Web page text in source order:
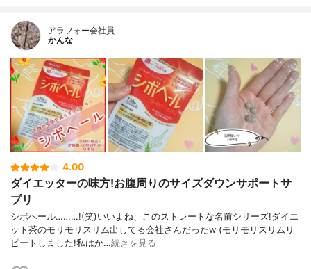
アラフォー会社員
かんな
4.00
ダイエッターの味方!お腹周りのサイズダウンサポートサ
プリ
シボヘール………!(笑)いいよね、このストレートな名前シリーズ!ダイエ
ット茶のモリモリスリム出してる会社さんだったw (モリモリスリムリ
ピートしました!私はか…続きを見る